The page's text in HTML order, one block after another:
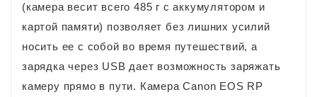
(камера весит всего 485 г с аккумулятором и
картой памяти) позволяет без лишних усилий
носить ее с собой во время путешествий, а
зарядка через USB дает возможность заряжать
камеру прямо в пути. Камера Canon EOS RP